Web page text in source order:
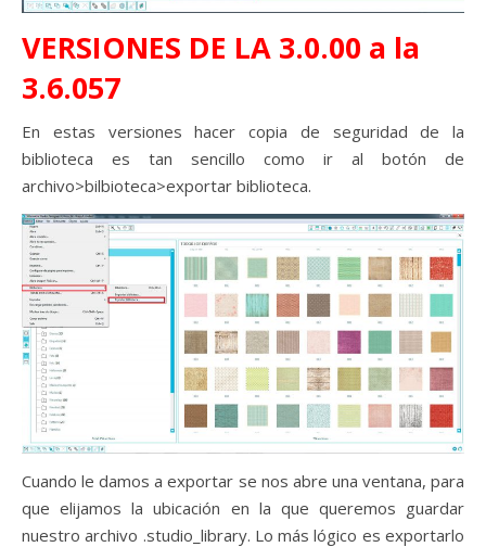
VERSIONES DE LA 3.0.00 a la
3.6.057
En estas versiones hacer copia de seguridad de la
biblioteca es tan sencillo como ir al botón de
archivo>bilbioteca>exportar biblioteca.
Cuando le damos a exportar se nos abre una ventana, para
que elijamos la ubicación en la que queremos guardar
nuestro archivo .studio_library. Lo más lógico es exportarlo